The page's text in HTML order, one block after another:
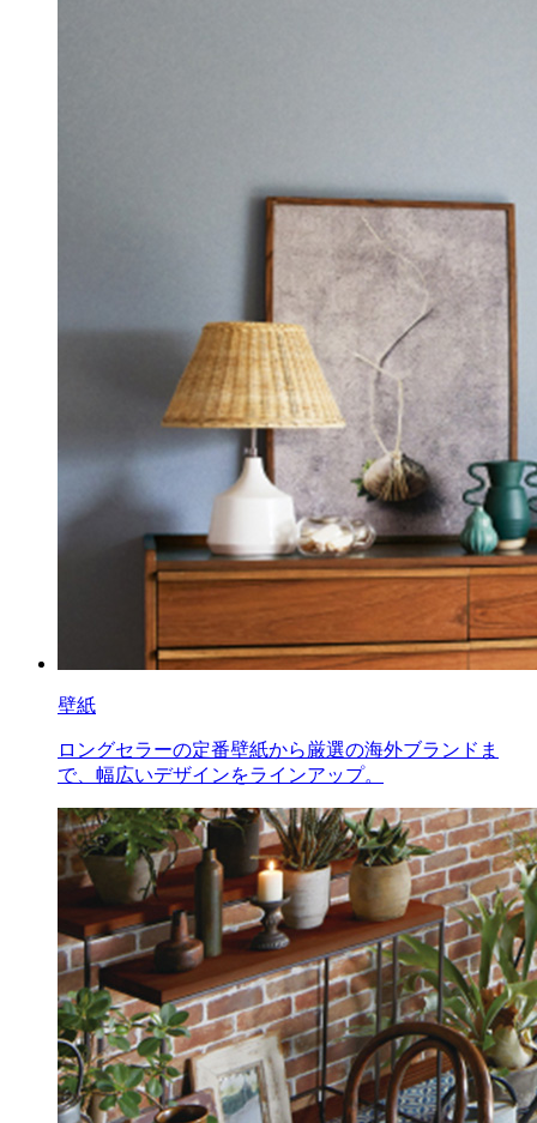
壁紙
ロングセラーの定番壁紙から厳選の海外ブランドま
で、幅広いデザインをラインアップ。